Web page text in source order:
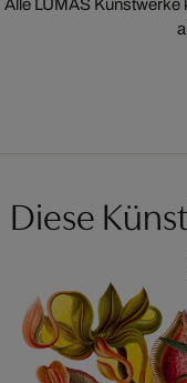
Alle LUMAS Kunstwerke
Diese